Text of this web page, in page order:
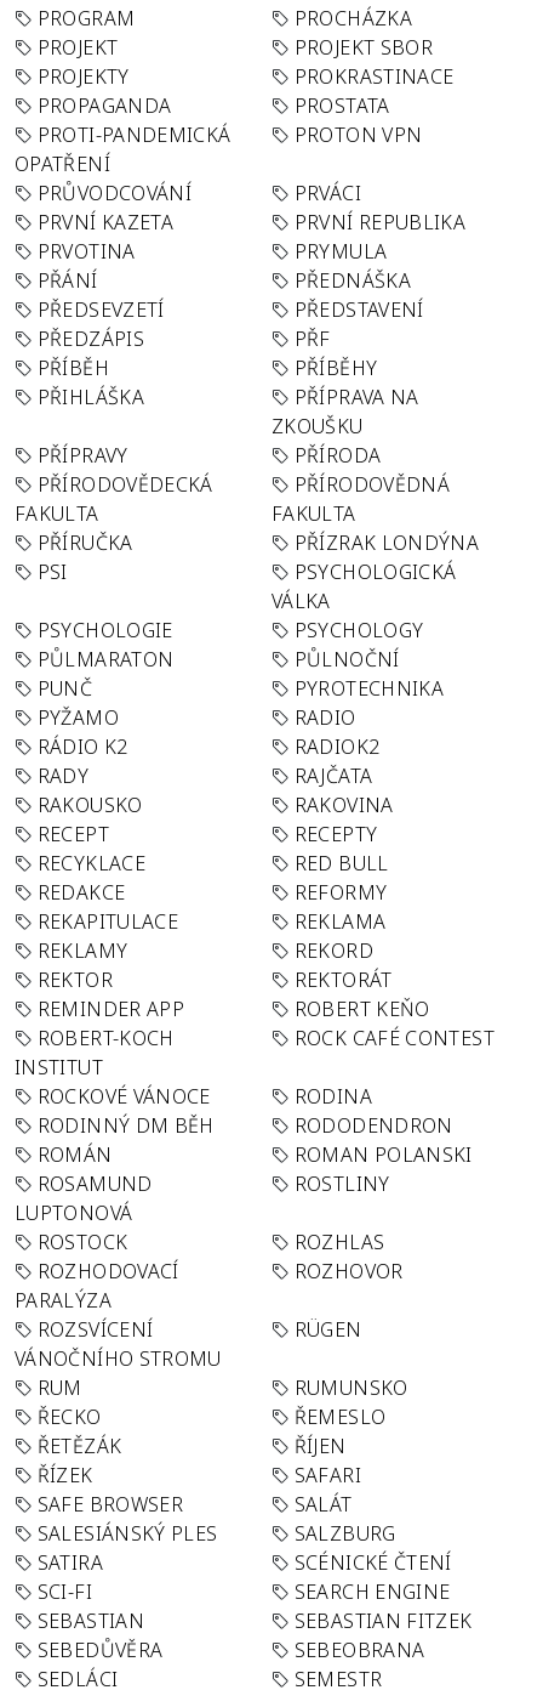
PROGRAM
PROCHÁZKA
PROJEKT
PROJEKT SBOR
PROJEKTY
PROKRASTINACE
PROPAGANDA
PROSTATA
PROTI-PANDEMICKÁ
OPATŘENÍ
PROTON VPN
PRŮVODCOVÁNÍ
PRVÁCI
PRVNÍ KAZETA
PRVNÍ REPUBLIKA
PRVOTINA
PRYMULA
PŘÁNÍ
PŘEDNÁŠKA
PŘEDSEVZETÍ
PŘEDSTAVENÍ
PŘEDZÁPIS
PŘF
PŘÍBĚH
PŘÍBĚHY
PŘIHLÁŠKA
PŘÍPRAVA NA
ZKOUŠKU
PŘÍPRAVY
PŘÍRODA
PŘÍRODOVĚDECKÁ
FAKULTA
PŘÍRODOVĚDNÁ
FAKULTA
PŘÍRUČKA
PŘÍZRAK LONDÝNA
PSI
PSYCHOLOGICKÁ
VÁLKA
PSYCHOLOGIE
PSYCHOLOGY
PŮLMARATON
PŮLNOČNÍ
PUNČ
PYROTECHNIKA
PYŽAMO
RADIO
RÁDIO K2
RADIOK2
RADY
RAJČATA
RAKOUSKO
RAKOVINA
RECEPT
RECEPTY
RECYKLACE
RED BULL
REDAKCE
REFORMY
REKAPITULACE
REKLAMA
REKLAMY
REKORD
REKTOR
REKTORÁT
REMINDER APP
ROBERT KEŇO
ROBERT-KOCH
INSTITUT
ROCK CAFÉ CONTEST
ROCKOVÉ VÁNOCE
RODINA
RODINNÝ DM BĚH
RODODENDRON
ROMÁN
ROMAN POLANSKI
ROSAMUND
LUPTONOVÁ
ROSTLINY
ROSTOCK
ROZHLAS
ROZHODOVACÍ
PARALÝZA
ROZHOVOR
ROZSVÍCENÍ
VÁNOČNÍHO STROMU
RÜGEN
RUM
RUMUNSKO
ŘECKO
ŘEMESLO
ŘETĚZÁK
ŘÍJEN
ŘÍZEK
SAFARI
SAFE BROWSER
SALÁT
SALESIÁNSKÝ PLES
SALZBURG
SATIRA
SCÉNICKÉ ČTENÍ
SCI-FI
SEARCH ENGINE
SEBASTIAN
SEBASTIAN FITZEK
SEBEDŮVĚRA
SEBEOBRANA
SEDLÁCI
SEMESTR